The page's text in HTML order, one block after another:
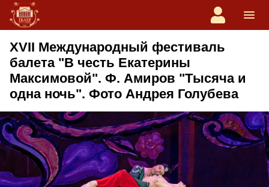
XVII Международный фестиваль
балета "В честь Екатерины
Максимовой". Ф. Амиров "Тысяча и
одна ночь". Фото Андрея Голубева